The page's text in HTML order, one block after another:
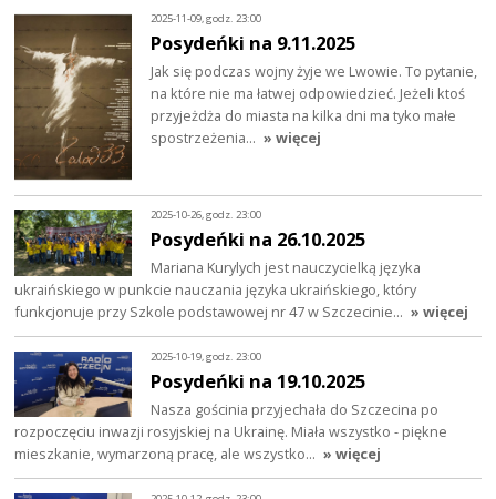
2025-11-09, godz. 23:00
Posydeńki na 9.11.2025
Jak się podczas wojny żyje we Lwowie. To pytanie,
na które nie ma łatwej odpowiedzieć. Jeżeli ktoś
przyjeżdża do miasta na kilka dni ma tyko małe
spostrzeżenia… » więcej
2025-10-26, godz. 23:00
Posydeńki na 26.10.2025
Mariana Kurylych jest nauczycielką języka
ukraińskiego w punkcie nauczania języka ukraińskiego, który
funkcjonuje przy Szkole podstawowej nr 47 w Szczecinie… » więcej
2025-10-19, godz. 23:00
Posydeńki na 19.10.2025
Nasza gościnia przyjechała do Szczecina po
rozpoczęciu inwazji rosyjskiej na Ukrainę. Miała wszystko - piękne
mieszkanie, wymarzoną pracę, ale wszystko… » więcej